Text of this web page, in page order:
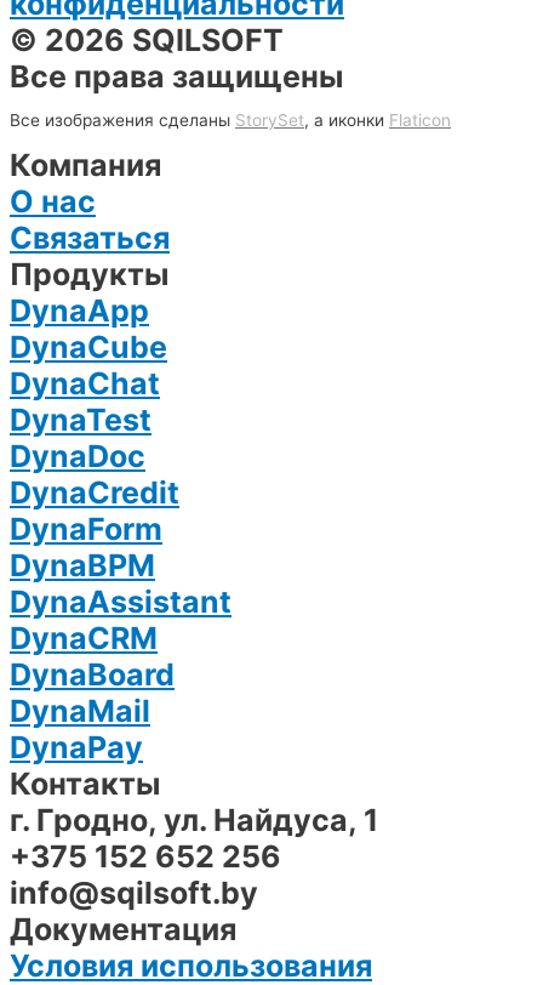
© 2026 SQILSOFT
Все права защищены
Все изображения сделаны StorySet, а иконки Flaticon
Компания
О нас
Связаться
Продукты
DynaApp
DynaCube
DynaChat
DynaTest
DynaDoc
DynaCredit
DynaForm
DynaBPM
DynaAssistant
DynaCRM
DynaBoard
DynaMail
DynaPay
Контакты
г. Гродно, ул. Найдуса, 1
+375 152 652 256
info@sqilsoft.by
Документация
Условия использования